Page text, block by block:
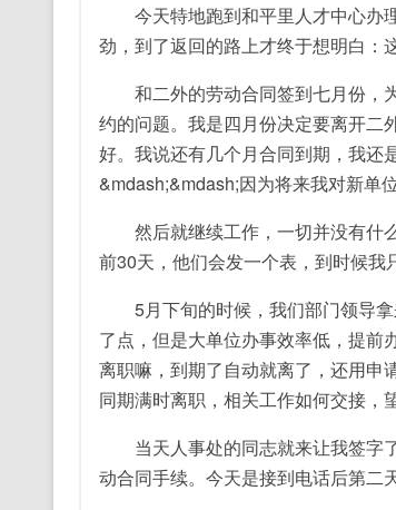
今天特地跑到和平里人才中心办
劲，到了返回的路上才终于想明白：
和二外的劳动合同签到七月份，
约的问题。我是四月份决定要离开二
好。我说还有几个月合同到期，我还
&mdash;&mdash;因为将来我对新单
然后就继续工作，一切并没有什
前30天，他们会发一个表，到时候我
5月下旬的时候，我们部门领导拿
了点，但是大单位办事效率低，提前
离职嘛，到期了自动就离了，还用申
同期满时离职，相关工作如何交接，
当天人事处的同志就来让我签字了
动合同手续。今天是接到电话后第二